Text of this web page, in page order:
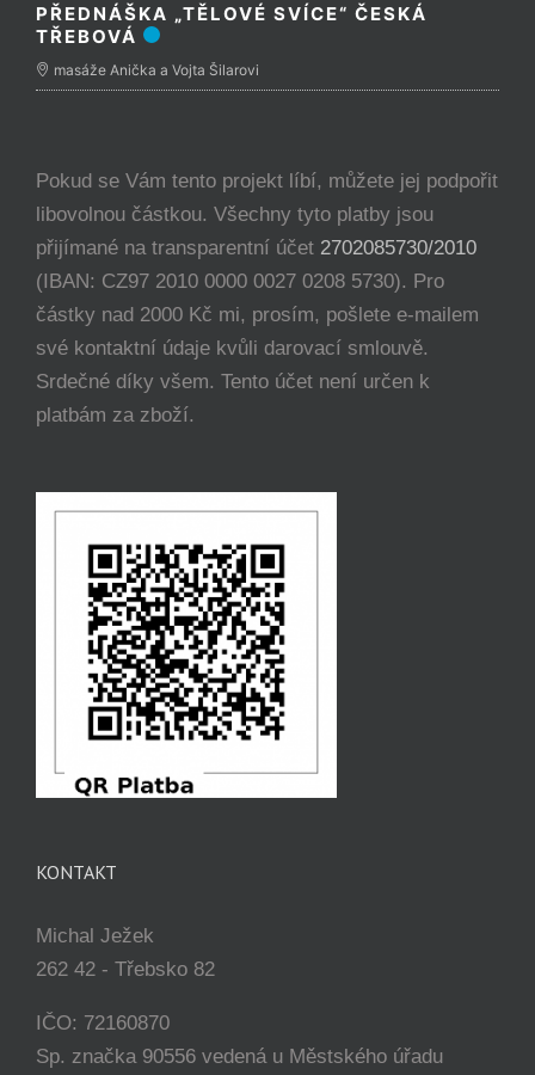
PŘEDNÁŠKA „TĚLOVÉ SVÍCE“ ČESKÁ
TŘEBOVÁ
masáže Anička a Vojta Šilarovi
Pokud se Vám tento projekt líbí, můžete jej podpořit
libovolnou částkou. Všechny tyto platby jsou
přijímané na transparentní účet 2702085730/2010
(IBAN: CZ97 2010 0000 0027 0208 5730). Pro
částky nad 2000 Kč mi, prosím, pošlete e-mailem
své kontaktní údaje kvůli darovací smlouvě.
Srdečné díky všem. Tento účet není určen k
platbám za zboží.
KONTAKT
Michal Ježek
262 42 - Třebsko 82
IČO: 72160870
Sp. značka 90556 vedená u Městského úřadu